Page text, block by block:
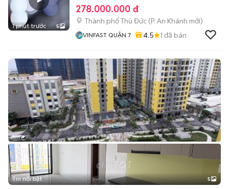
1 phút trước 5
278.000.000 đ
Thành phố Thủ Đức (P. An Khánh mới)
VINFAST QUẬN 7 4.5 1 đã bán
Tin nổi bật 5